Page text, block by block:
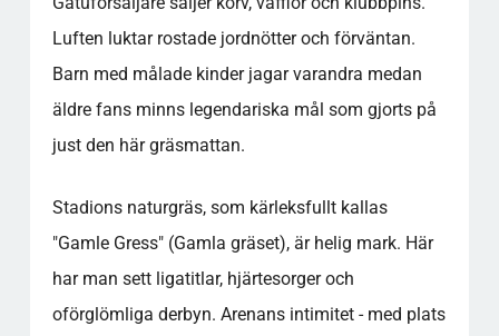
Luften luktar rostade jordnötter och förväntan.
Barn med målade kinder jagar varandra medan
äldre fans minns legendariska mål som gjorts på
just den här gräsmattan.
Stadions naturgräs, som kärleksfullt kallas
"Gamle Gress" (Gamla gräset), är helig mark. Här
har man sett ligatitlar, hjärtesorger och
oförglömliga derbyn. Arenans intimitet - med plats